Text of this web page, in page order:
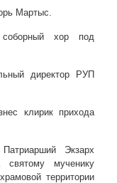
Мартыс.
соборный хор под
директор РУП
клирик прихода
Экзарх
святому мученику
территории